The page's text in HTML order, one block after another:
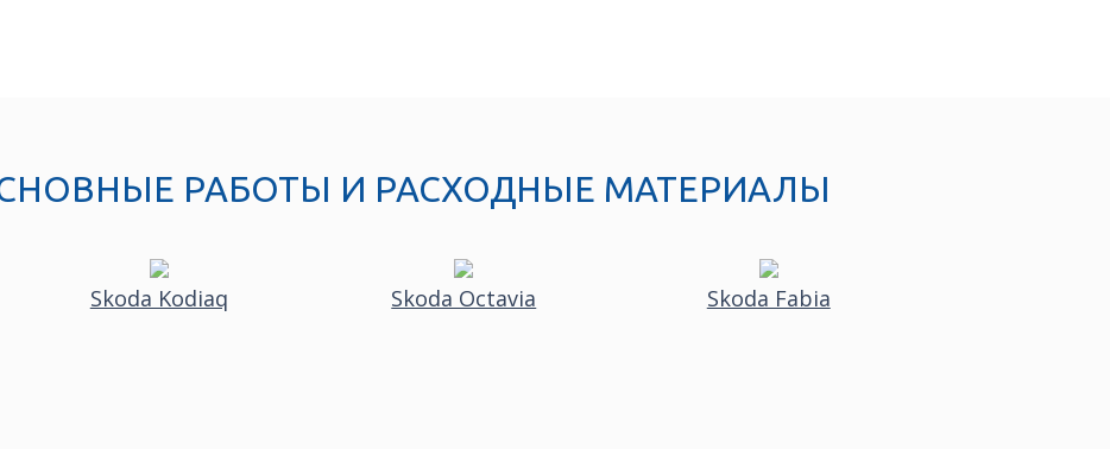
РАБОТЫ И РАСХОДНЫЕ МАТЕРИАЛЫ
Skoda Kodiaq Skoda Octavia Skoda Fabia